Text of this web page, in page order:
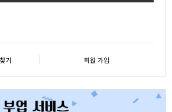
기 회원 가입